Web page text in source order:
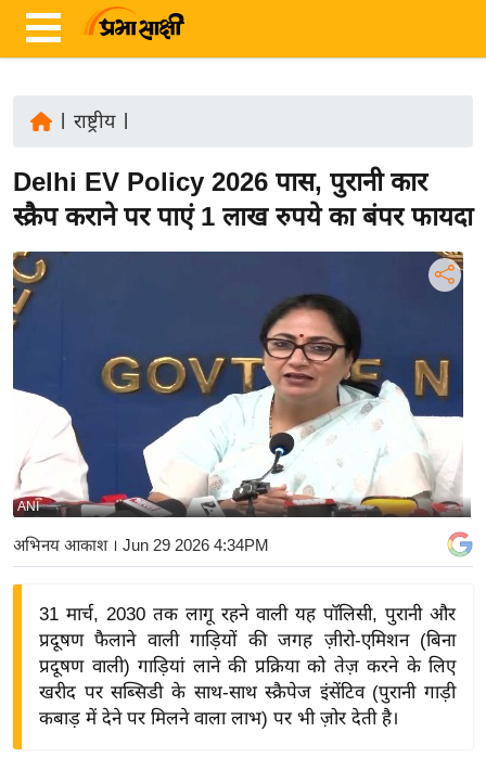
ज़ा
ख
र
रा
अं
र्रा
ष्ट्री
य
बि
ज़
द्यो
राष्ट्रीय|
Delhi EV Policy 2026 पास, पुरानी कार
स्क्रैप कराने पर पाएं 1 लाख रुपये का बंपर फायदा
ANI
अभिनय आकाश। Jun 29 2026 4:34PM
31 मार्च, 2030 तक लागू रहने वाली यह पॉलिसी, पुरानी और
प्रदूषण फैलाने वाली गाड़ियों की जगह ज़ीरो-एमिशन (बिना
प्रदूषण वाली) गाड़ियां लाने की प्रक्रिया को तेज़ करने के लिए
खरीद पर सब्सिडी के साथ-साथ स्क्रैपेज इंसेंटिव (पुरानी गाड़ी
कबाड़ में देने पर मिलने वाला लाभ) पर भी ज़ोर देती है।